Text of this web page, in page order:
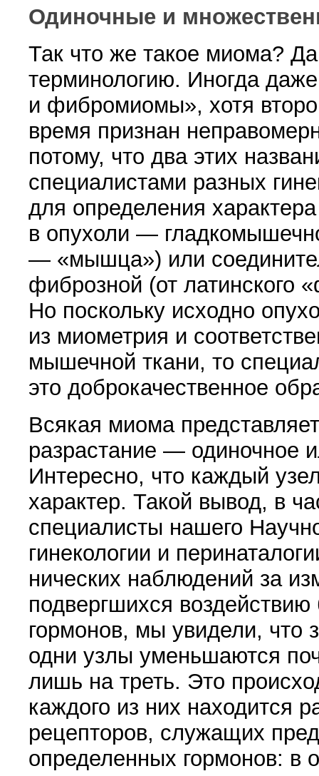
Одиночные и
Так что же такое миома?
терминологию. Ино­гда
и фибромиомы», хотя
время признан
пото­му, что два этих
специалистами разных
для определения
в опухоли —
— «мышца») или
фиброз­ной (от латинского «
Но поскольку исходно
из миометрия и
мышечной ткани, то
это доброкачест­венное
Всякая миома
разрастание — одиноч­ное
Интересно, что каждый
характер. Такой вывод, в
специалисты нашего
гинекологии и
нических наблюдений за
подвергшихся
гормонов, мы увидели, что
одни узлы уменьшаются
лишь на треть. Это
каждо­го из них находится
рецепторов, служащих
определенных гормонов: в